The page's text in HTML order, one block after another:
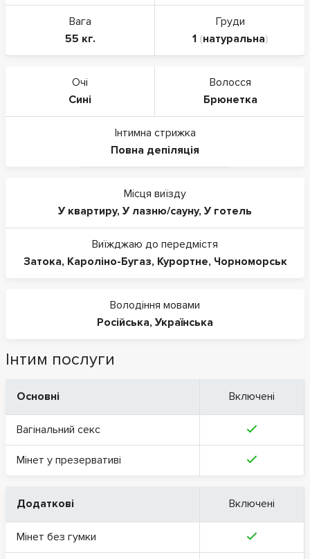
Вага
55 кг.
Груди
1(натуральна)
Очі
Сині
Волосся
Брюнетка
Інтимна стрижка
Повна депіляція
Місця виїзду
У квартиру, У лазню/сауну, У готель
Виїжджаю до передмістя
Затока, Кароліно-Бугаз, Курортне, Чорноморськ
Володіння мовами
Російська, Українська
Інтим послуги
Основні Включені
Вагінальний секс
Мінет у презервативі
Додаткові Включені
Мінет без гумки